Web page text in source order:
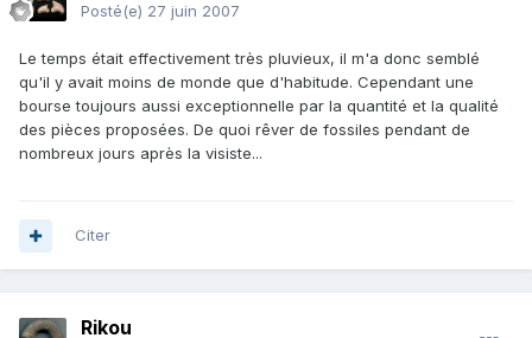
Posté(e) 27 juin 2007
Le temps était effectivement très pluvieux, il m'a donc semblé
qu'il y avait moins de monde que d'habitude. Cependant une
bourse toujours aussi exceptionnelle par la quantité et la qualité
des pièces proposées. De quoi rêver de fossiles pendant de
nombreux jours après la visiste...
Citer
Rikou